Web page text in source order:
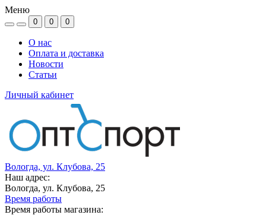
Меню
0 0 0
О нас
Оплата и доставка
Новости
Статьи
Личный кабинет
Вологда, ул. Клубова, 25
Наш адрес:
Вологда, ул. Клубова, 25
Время работы
Время работы магазина: